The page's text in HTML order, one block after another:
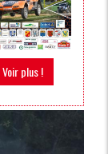
Voir plus !